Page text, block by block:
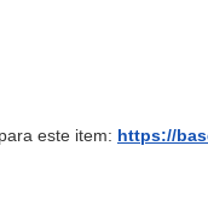
este item: https://